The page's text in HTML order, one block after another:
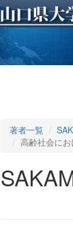
著者一覧
高齢社会に